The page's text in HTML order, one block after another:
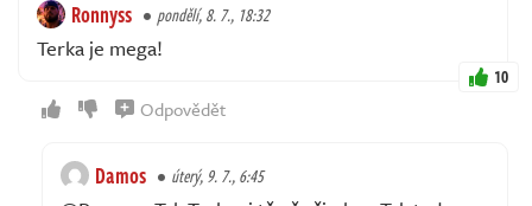
Ronnyss pondělí, 8. 7., 18:32
Terka je mega!
10
Odpovědět
Damos úterý, 9. 7., 6:45